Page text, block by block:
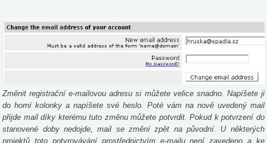
Změnit registrační e-mailovou adresu si můžete velice snadno. Napíšete ji
do horní kolonky a napíšete své heslo. Poté vám na nově uvedený mail
přijde mail díky kterému tuto změnu můžete potvrdit. Pokud k potvrzení do
stanovené doby nedojde, mail se změní zpět na původní. U některých
projektů toto potvrovávání prostřednictvím e-mailu není zavedeno a ke